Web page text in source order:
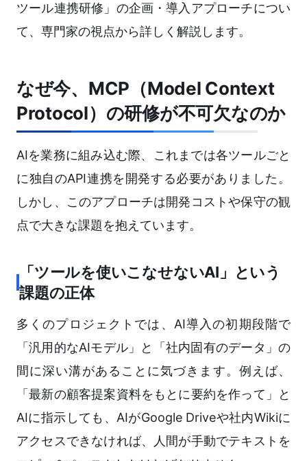
ツール連携研修」の企画・導入アプローチについ
て、専門家の視点から詳しく解説します。
なぜ今、MCP（Model Context
Protocol）の研修が不可欠なのか
AIを業務に組み込む際、これまでは各ツールごと
に独自のAPI連携を開発する必要がありました。
しかし、このアプローチは開発コストや保守の観
点で大きな課題を抱えています。
「ツールを使いこなせないAI」という
課題の正体
多くのプロジェクトでは、AI導入の初期段階で
「汎用的なAIモデル」と「社内固有のデータ」の
間に深い溝があることに気づきます。例えば、
「最新の顧客提案資料をもとに要約を作って」と
AIに指示しても、AIがGoogle Driveや社内Wikiに
アクセスできなければ、人間が手動でテキストを